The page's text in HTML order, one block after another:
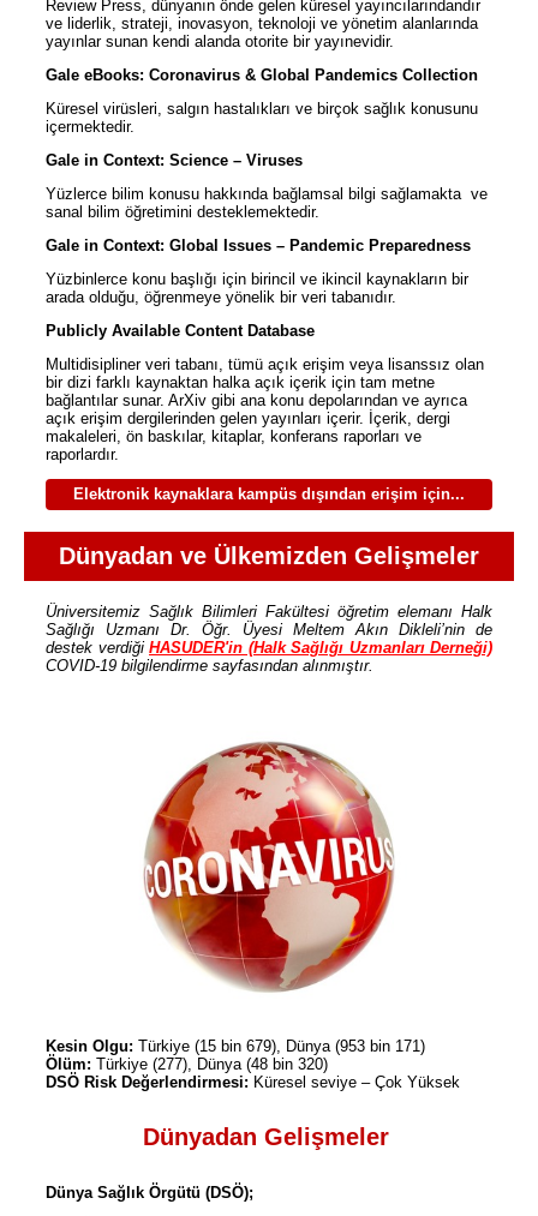
Review Press, dünyanın önde gelen küresel yayıncılarındandır
ve liderlik, strateji, inovasyon, teknoloji ve yönetim alanlarında
yayınlar sunan kendi alanda otorite bir yayınevidir.
Gale eBooks: Coronavirus & Global Pandemics Collection
Küresel virüsleri, salgın hastalıkları ve birçok sağlık konusunu
içermektedir.
Gale in Context: Science – Viruses
Yüzlerce bilim konusu hakkında bağlamsal bilgi sağlamakta ve
sanal bilim öğretimini desteklemektedir.
Gale in Context: Global Issues – Pandemic Preparedness
Yüzbinlerce konu başlığı için birincil ve ikincil kaynakların bir
arada olduğu, öğrenmeye yönelik bir veri tabanıdır.
Publicly Available Content Database
Multidisipliner veri tabanı, tümü açık erişim veya lisanssız olan
bir dizi farklı kaynaktan halka açık içerik için tam metne
bağlantılar sunar. ArXiv gibi ana konu depolarından ve ayrıca
açık erişim dergilerinden gelen yayınları içerir. İçerik, dergi
makaleleri, ön baskılar, kitaplar, konferans raporları ve
raporlardır.
Elektronik kaynaklara kampüs dışından erişim için...
Dünyadan ve Ülkemizden Gelişmeler
Üniversitemiz Sağlık Bilimleri Fakültesi öğretim elemanı Halk
Sağlığı Uzmanı Dr. Öğr. Üyesi Meltem Akın Dikleli’nin de
destek verdiği HASUDER'in (Halk Sağlığı Uzmanları Derneği)
COVID-19 bilgilendirme sayfasından alınmıştır.
Kesin Olgu: Türkiye (15 bin 679), Dünya (953 bin 171)
Ölüm: Türkiye (277), Dünya (48 bin 320)
DSÖ Risk Değerlendirmesi: Küresel seviye – Çok Yüksek
Dünyadan Gelişmeler
Dünya Sağlık Örgütü (DSÖ);